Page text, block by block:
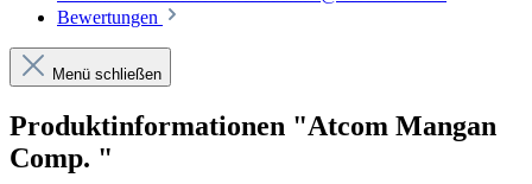
Bewertungen
Menü schließen
Produktinformationen "Atcom Mangan
Comp. "